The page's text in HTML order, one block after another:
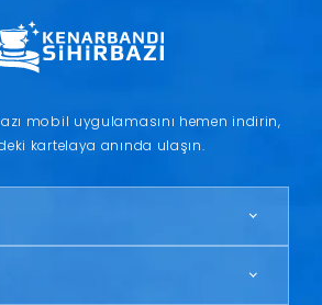
mobil uygulamasını hemen indirin,
kartelaya anında ulaşın.